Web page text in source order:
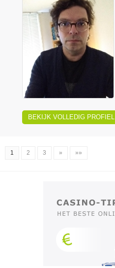
BEKIJK VOLLEDIG PROFIEL
1 2 3 » »»